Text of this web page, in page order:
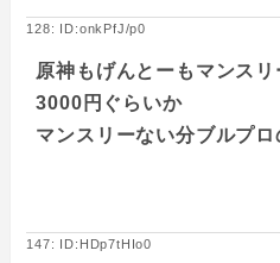
128: ID:onkPfJ/p0
原神もげんとーもマンス
3000円ぐらいか
マンスリーない分ブルプ
147: ID:HDp7tHIo0